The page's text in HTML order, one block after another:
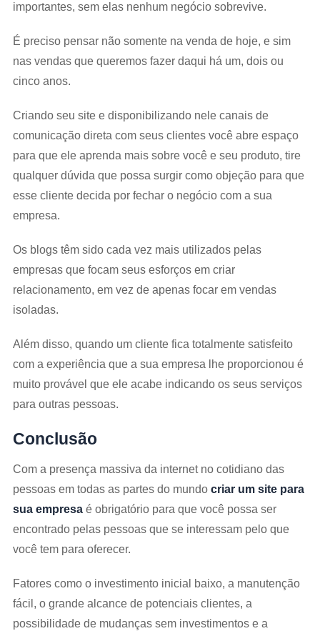
importantes, sem elas nenhum negócio sobrevive.
É preciso pensar não somente na venda de hoje, e sim
nas vendas que queremos fazer daqui há um, dois ou
cinco anos.
Criando seu site e disponibilizando nele canais de
comunicação direta com seus clientes você abre espaço
para que ele aprenda mais sobre você e seu produto, tire
qualquer dúvida que possa surgir como objeção para que
esse cliente decida por fechar o negócio com a sua
empresa.
Os blogs têm sido cada vez mais utilizados pelas
empresas que focam seus esforços em criar
relacionamento, em vez de apenas focar em vendas
isoladas.
Além disso, quando um cliente fica totalmente satisfeito
com a experiência que a sua empresa lhe proporcionou é
muito provável que ele acabe indicando os seus serviços
para outras pessoas.
Conclusão
Com a presença massiva da internet no cotidiano das
pessoas em todas as partes do mundo criar um site para
sua empresa é obrigatório para que você possa ser
encontrado pelas pessoas que se interessam pelo que
você tem para oferecer.
Fatores como o investimento inicial baixo, a manutenção
fácil, o grande alcance de potenciais clientes, a
possibilidade de mudanças sem investimentos e a